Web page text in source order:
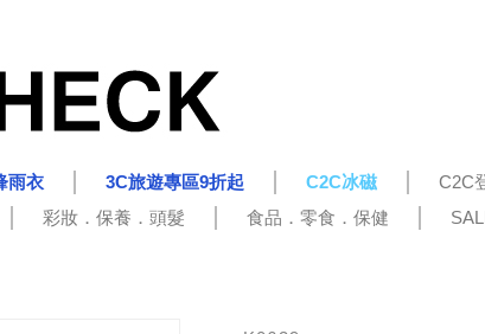
雨衣 3C旅遊專區9折起 C2C冰磁 C2C
彩妝．保養．頭髮 食品．零食．保健